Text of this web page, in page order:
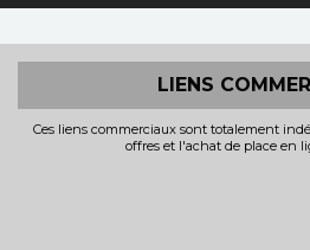
LIENS
Ces liens commerciaux sont totalement
offres et l'achat de place en